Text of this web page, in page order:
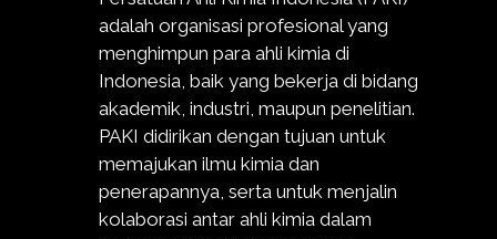
adalah organisasi profesional yang
menghimpun para ahli kimia di
Indonesia, baik yang bekerja di bidang
akademik, industri, maupun penelitian.
PAKI didirikan dengan tujuan untuk
memajukan ilmu kimia dan
penerapannya, serta untuk menjalin
kolaborasi antar ahli kimia dalam